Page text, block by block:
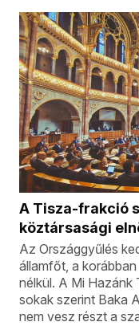
A Tisza-frakció
köztársasági
Az Országgyűlés
államfőt, a
nélkül. A Mi Hazánk
sokak szerint Baka
nem vesz részt a